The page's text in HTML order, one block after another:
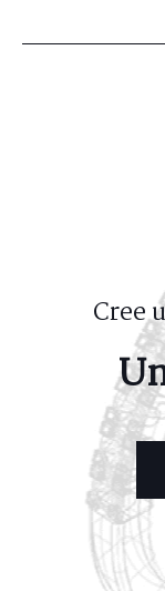
Cree